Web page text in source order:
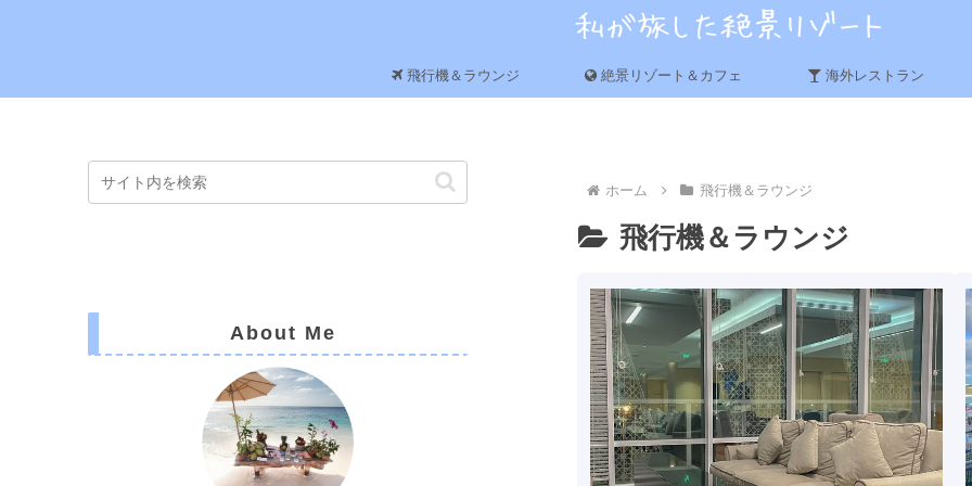
飛行機＆ラウンジ 絶景リゾート＆カフェ 海外レストラン
ホーム 飛行機＆ラウンジ
飛行機＆ラウンジ
About Me